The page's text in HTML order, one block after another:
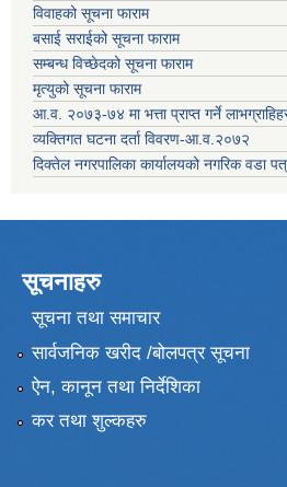
विवाहको सूचना फाराम
बसाई सराईको सूचना फाराम
सम्बन्ध विच्छेदको सूचना फाराम
मृत्युको सूचना फाराम
आ.व. २०७३-७४ मा भत्ता प्राप्त गर्ने
व्यक्तिगत घटना दर्ता विवरण-आ.व.२०७२
दिक्तेल नगरपालिका कार्यालयको नगरिक वडा
सूचनाहरु
सूचना तथा समाचार
सार्वजनिक खरीद /बोलपत्र सूचना
ऐन, कानून तथा निर्देशिका
कर तथा शुल्कहरु